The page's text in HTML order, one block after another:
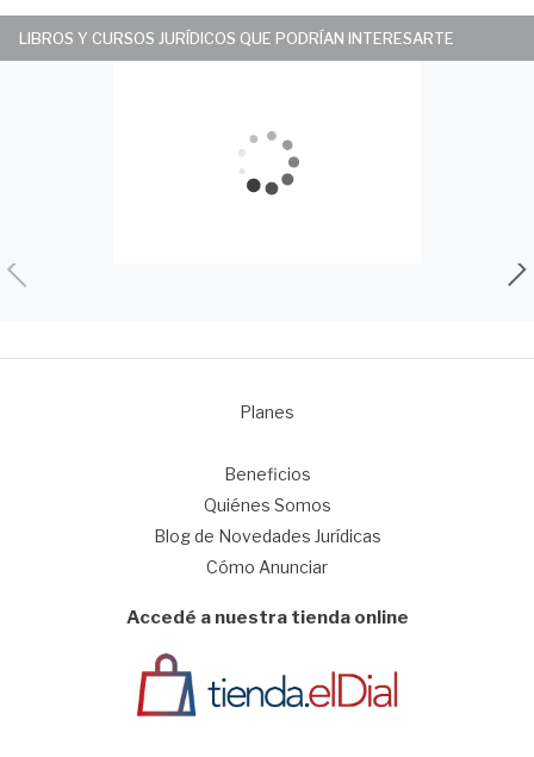
LIBROS Y CURSOS JURÍDICOS QUE PODRÍAN INTERESARTE
Planes
Beneficios
Quiénes Somos
Blog de Novedades Jurídicas
Cómo Anunciar
Accedé a nuestra tienda online